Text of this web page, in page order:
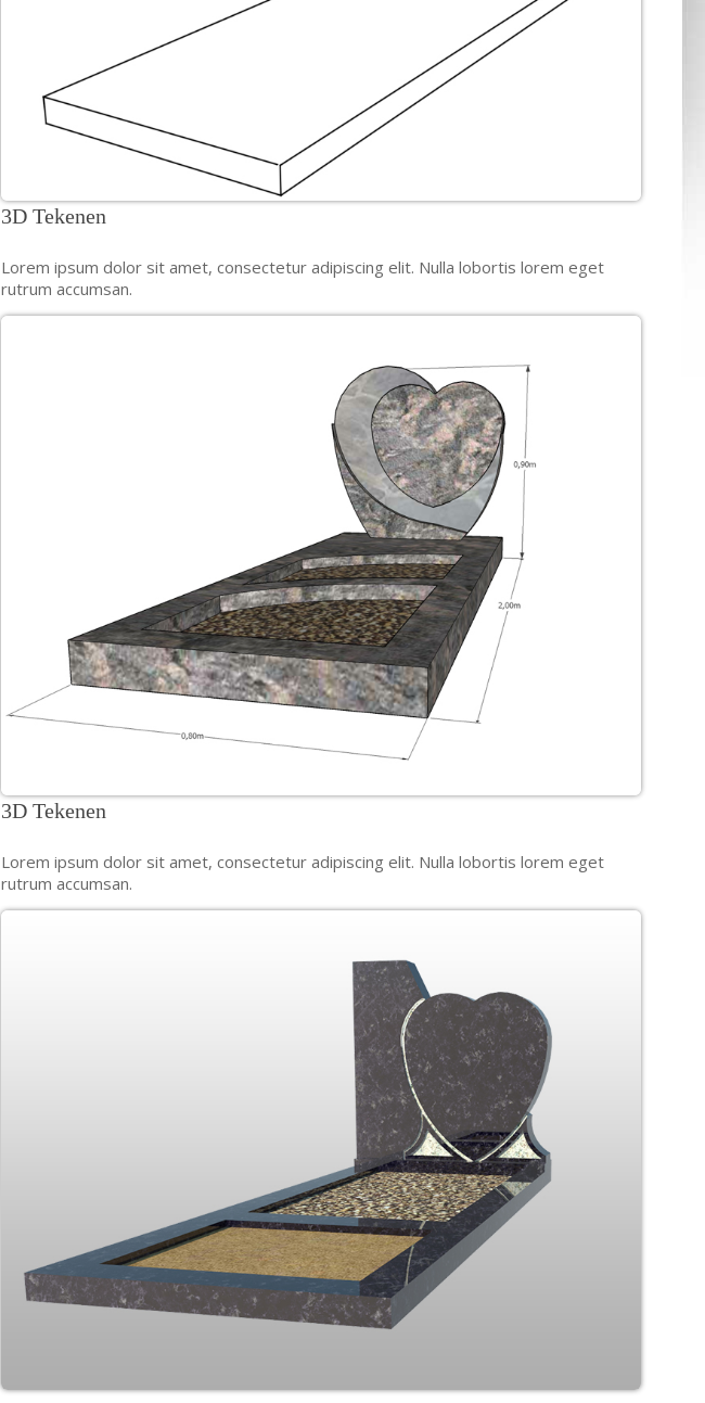
3D Tekenen
Lorem ipsum dolor sit amet, consectetur adipiscing elit. Nulla lobortis lorem eget
rutrum accumsan.
3D Tekenen
Lorem ipsum dolor sit amet, consectetur adipiscing elit. Nulla lobortis lorem eget
rutrum accumsan.